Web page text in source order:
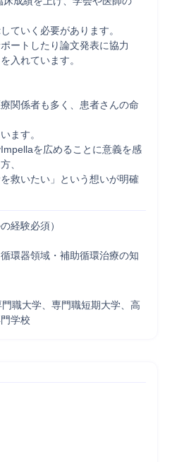
ていく必要があります。
ートしたり論文発表に協力
入れています。
関係者も多く、患者さんの命
ます。
を広めることに意義を感
、
救いたい」という想いが明確
経験必須）
環器領域・補助循環治療の知
職大学、専門職短期大学、高
学校